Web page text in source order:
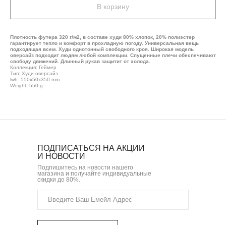
В корзину
Плотность футера 320 г/м2, в составе худи 80% хлопок, 20% полиэстер
гарантирует тепло и комфорт в прохладную погоду. Универсальная вещь
подходящая всем. Худи однотонный свободного кроя. Широкая модель
оверсайз подходит людям любой комплекции. Спущенные плечи обеспечивают
свободу движений. Длинный рукав защитит от холода.
Коллекция: Геймер
Тип: Худи оверсайз
lwh: 550x50x350 mm
Weight: 550 g
ПОДПИСАТЬСЯ НА АКЦИИ
И НОВОСТИ
Подпишитесь на новости нашего
магазина и получайте индивидуальные
скидки до 80%.